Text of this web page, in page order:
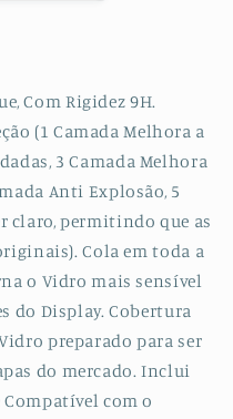
Com Rigidez 9H.
(1 Camada Melhora a
3 Camada Melhora
Anti Explosão, 5
claro, permitindo que as
Cola em toda a
o Vidro mais sensível
do Display. Cobertura
preparado para ser
do mercado. Inclui
Compatível com o